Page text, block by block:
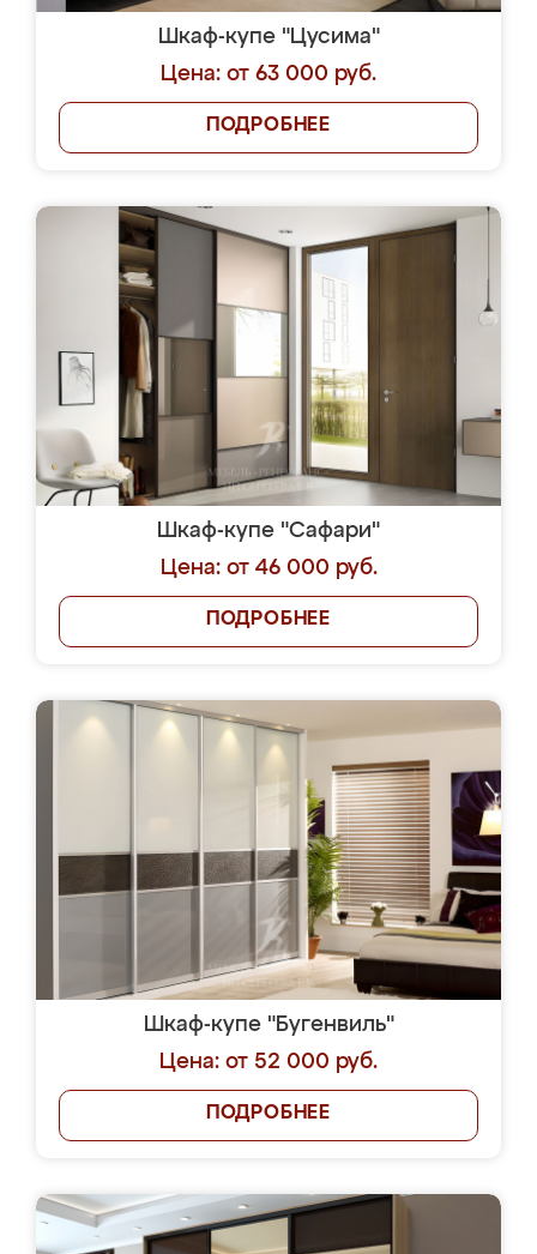
Шкаф-купе "Цусима"
Цена: от 63 000 руб.
ПОДРОБНЕЕ
Шкаф-купе "Сафари"
Цена: от 46 000 руб.
ПОДРОБНЕЕ
Шкаф-купе "Бугенвиль"
Цена: от 52 000 руб.
ПОДРОБНЕЕ